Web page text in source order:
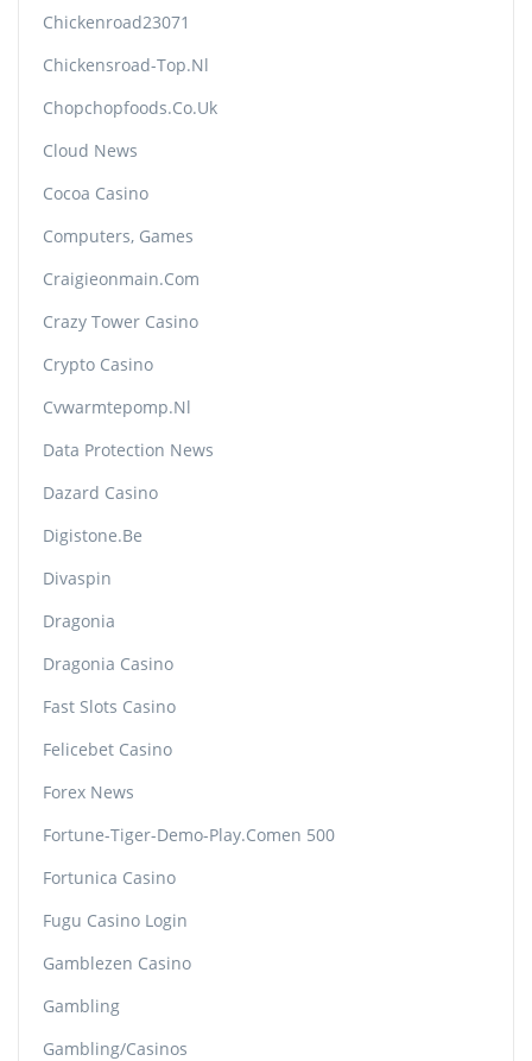
Chickenroad23071
Chickensroad-Top.nl
Chopchopfoods.co.uk
Cloud News
Cocoa Casino
Computers, Games
Craigieonmain.com
Crazy Tower Сasino
Crypto Casino
Cvwarmtepomp.nl
Data Protection News
Dazard Casino
Digistone.be
Divaspin
Dragonia
Dragonia Casino
Fast Slots Casino
Felicebet Casino
Forex News
Fortune-Tiger-Demo-Play.comen 500
Fortunica Casino
Fugu Casino Login
Gamblezen Casino
Gambling
Gambling/casinos